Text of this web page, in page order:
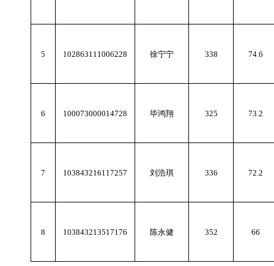
5 102863111006228 徐宁宁 338 74.6
6 100073000014728 毕鸿翔 325 73.2
7 103843216117257 刘浩琪 336 72.2
8 103843213517176 陈永健 352 66